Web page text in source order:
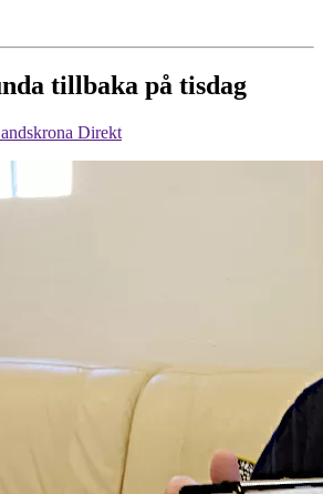
tillbaka på tisdag
Direkt